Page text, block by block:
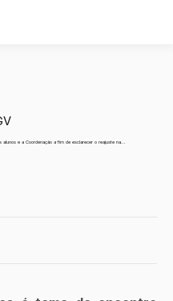
e a Coordenação a fim de esclarecer o reajuste na...